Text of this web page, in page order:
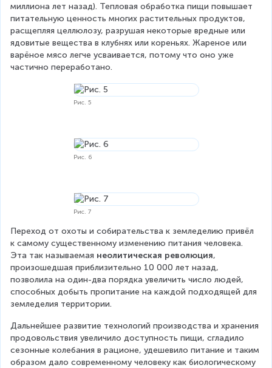
миллиона лет назад). Тепловая обработка пищи повышает
питательную ценность многих растительных продуктов,
расщепляя целлюлозу, разрушая некоторые вредные или
ядовитые вещества в клубнях или кореньях. Жареное или
варёное мясо легче усваивается, потому что оно уже
частично переработано.
Рис. 5
Рис. 6
Рис. 7
Переход от охоты и собирательства к земледелию привёл
к самому существенному изменению питания человека.
Эта так называемая неолитическая революция,
произошедшая приблизительно 10 000 лет назад,
позволила на один-два порядка увеличить число людей,
способных добыть пропитание на каждой подходящей для
земледелия территории.
Дальнейшее развитие технологий производства и хранения
продовольствия увеличило доступность пищи, сгладило
сезонные колебания в рационе, удешевило питание и таким
образом дало современному человеку как биологическому